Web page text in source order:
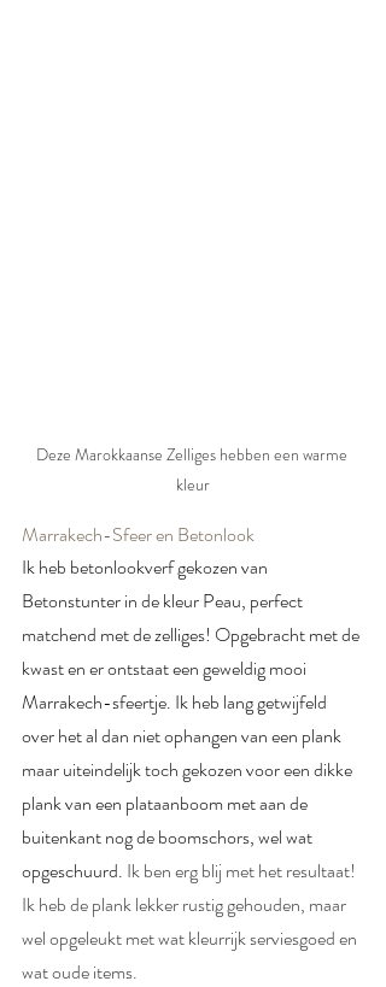
Deze Marokkaanse Zelliges hebben een warme
kleur
Marrakech-Sfeer en Betonlook
Ik heb betonlookverf gekozen van
Betonstunter in de kleur Peau, perfect
matchend met de zelliges! Opgebracht met de
kwast en er ontstaat een geweldig mooi
Marrakech-sfeertje. Ik heb lang getwijfeld
over het al dan niet ophangen van een plank
maar uiteindelijk toch gekozen voor een dikke
plank van een plataanboom met aan de
buitenkant nog de boomschors, wel wat
opgeschuurd. Ik ben erg blij met het resultaat!
Ik heb de plank lekker rustig gehouden, maar
wel opgeleukt met wat kleurrijk serviesgoed en
wat oude items.